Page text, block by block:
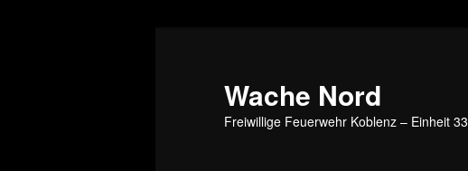
Wache Nord
Freiwillige Feuerwehr Koblenz – Einheit 33